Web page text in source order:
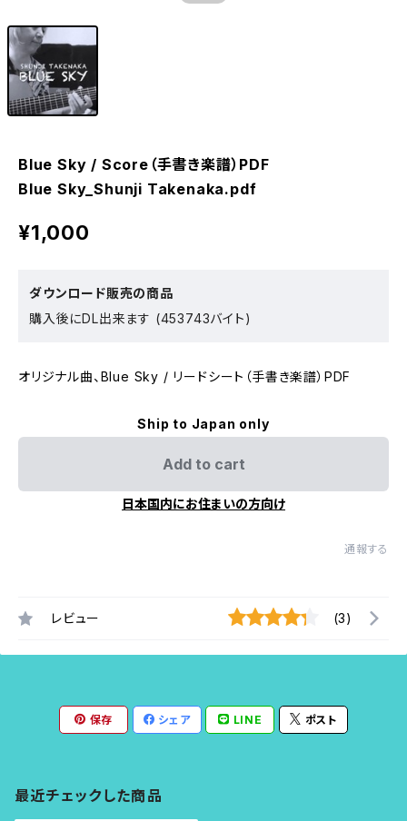
Blue Sky / Score（手書き楽譜）PDF
Blue Sky_Shunji Takenaka.pdf
¥1,000
ダウンロード販売の商品
購入後にDL出来ます (453743バイト)
オリジナル曲、Blue Sky / リードシート（手書き楽譜）PDF
Ship to Japan only
Add to cart
日本国内にお住まいの方向け
通報する
レビュー (3)
保存 シェア LINE ポスト
最近チェックした商品